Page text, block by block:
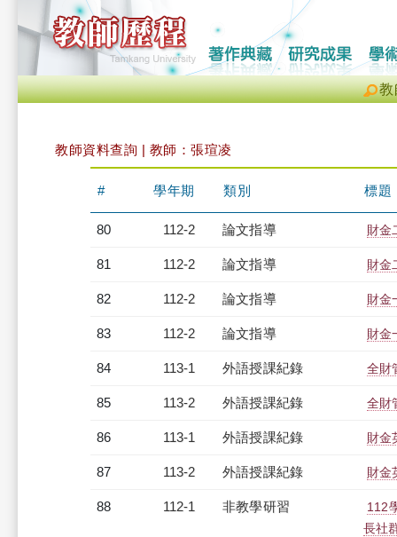
教
教師資料查詢 | 教師：張瑄凌
# 學年期 類別 標題
80 112-2 論文指導 財金
81 112-2 論文指導 財金
82 112-2 論文指導 財金
83 112-2 論文指導 財金
84 113-1 外語授課紀錄 全財
85 113-2 外語授課紀錄 全財
86 113-1 外語授課紀錄 財金
87 113-2 外語授課紀錄 財金
88 112-1 非教學研習
112
長社